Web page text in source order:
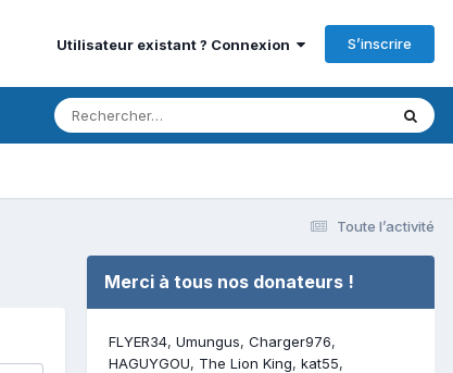
Utilisateur existant ? Connexion S’inscrire
Toute l’activité
Merci à tous nos donateurs !
FLYER34 Umungus Charger976
HAGUYGOU
The Lion King kat55